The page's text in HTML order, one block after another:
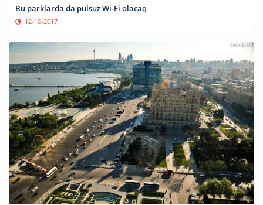
Bu parklarda da pulsuz Wi-Fi olacaq
12-10-2017